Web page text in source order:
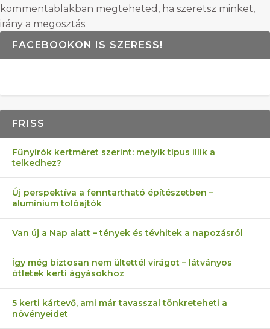
kommentablakban megteheted, ha szeretsz minket,
irány a megosztás.
FACEBOOKON IS SZERESS!
FRISS
Fűnyírók kertméret szerint: melyik típus illik a
telkedhez?
Új perspektíva a fenntartható építészetben –
alumínium tolóajtók
Van új a Nap alatt – tények és tévhitek a napozásról
Így még biztosan nem ültettél virágot – látványos
ötletek kerti ágyásokhoz
5 kerti kártevő, ami már tavasszal tönkreteheti a
növényeidet